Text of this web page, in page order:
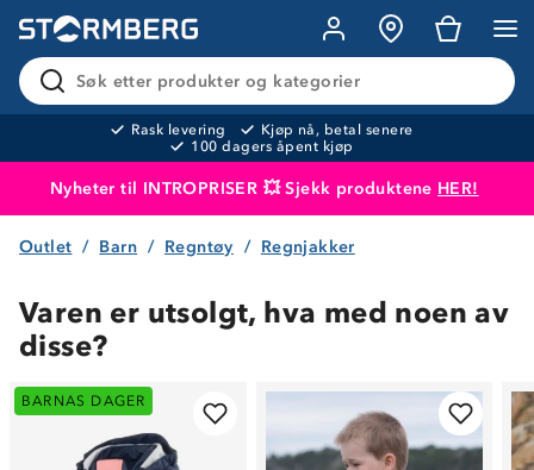
Søk etter produkter og kategorier
Rask levering
Kjøp nå, betal senere
100 dagers åpent kjøp
Nyheter til INTROPRISER 💥 Sjekk produktene HER!
Produktet er lagt i handlekurven
Outlet Barn Regntøy Regnjakker
Varen er utsolgt, hva med noen av
disse?
BARNAS DAGER